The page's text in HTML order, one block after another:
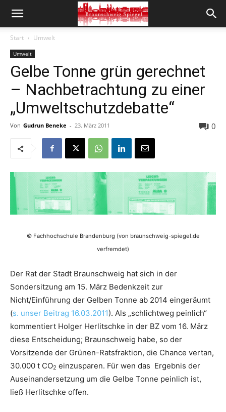
Start Umwelt
Umwelt
Gelbe Tonne grün gerechnet
– Nachbetrachtung zu einer
„Umweltschutzdebatte“
Von Gudrun Beneke - 23. März 2011 0
© Fachhochschule Brandenburg (von braunschweig-spiegel.de
verfremdet)
Der Rat der Stadt Braunschweig hat sich in der
Sondersitzung am 15. März Bedenkzeit zur
Nicht/Einführung der Gelben Tonne ab 2014 eingeräumt
(s. unser Beitrag 16.03.2011). Als „schlichtweg peinlich“
kommentiert Holger Herlitschke in der BZ vom 16. März
diese Entscheidung; Braunschweig habe, so der
Vorsitzende der Grünen-Ratsfraktion, die Chance vertan,
30.000 t CO2 einzusparen. Für wen das Ergebnis der
Auseinandersetzung um die Gelbe Tonne peinlich ist,
ließ Herlitschke offen.